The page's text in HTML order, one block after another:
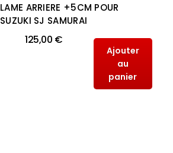
LAME ARRIERE +5CM POUR
SUZUKI SJ SAMURAI
125,00 €
Ajouter
au
panier